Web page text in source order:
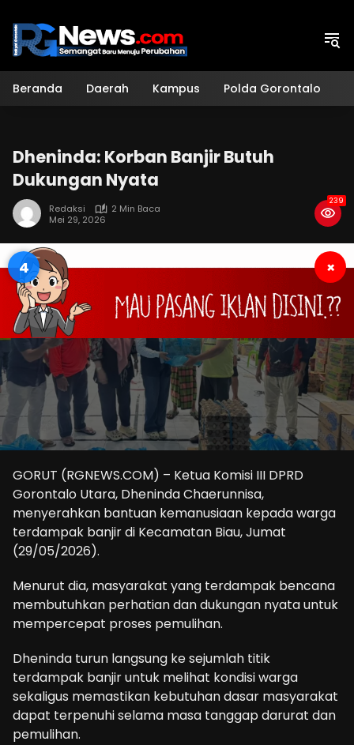
konten
Beranda Daerah Kampus Polda Gorontalo
Dheninda: Korban Banjir Butuh
Dukungan Nyata
Redaksi
2 Min Baca
Mei 29, 2026
239
3 ×
GORUT (RGNEWS.COM) – Ketua Komisi III DPRD
Gorontalo Utara, Dheninda Chaerunnisa,
menyerahkan bantuan kemanusiaan kepada warga
terdampak banjir di Kecamatan Biau, Jumat
(29/05/2026).
Menurut dia, masyarakat yang terdampak bencana
membutuhkan perhatian dan dukungan nyata untuk
mempercepat proses pemulihan.
Dheninda turun langsung ke sejumlah titik
terdampak banjir untuk melihat kondisi warga
sekaligus memastikan kebutuhan dasar masyarakat
dapat terpenuhi selama masa tanggap darurat dan
pemulihan.